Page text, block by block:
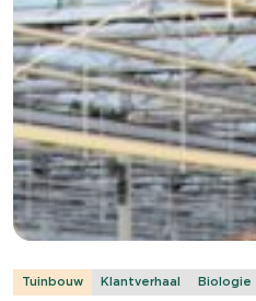
Tuinbouw Klantverhaal Biologie